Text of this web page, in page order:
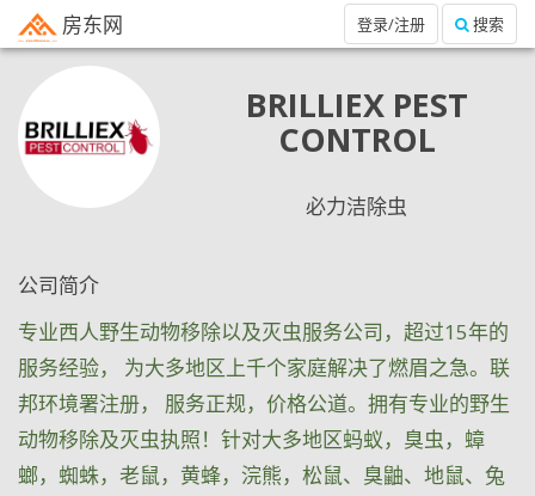
房东网 搜索
登录/注册
BRILLIEX PEST
CONTROL
必力洁除虫
公司简介
专业西人野生动物移除以及灭虫服务公司，超过15年的
服务经验， 为大多地区上千个家庭解决了燃眉之急。联
邦环境署注册， 服务正规，价格公道。拥有专业的野生
动物移除及灭虫执照！针对大多地区蚂蚁，臭虫，蟑
螂，蜘蛛，老鼠，黄蜂，浣熊，松鼠、臭鼬、地鼠、兔